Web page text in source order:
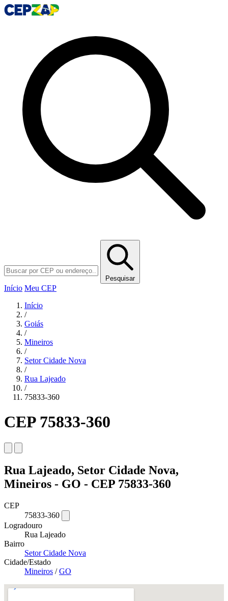
Pesquisar
Início Meu CEP
Início
/
Goiás
/
Mineiros
/
Setor Cidade Nova
/
Rua Lajeado
/
75833-360
CEP 75833-360
Rua Lajeado, Setor Cidade Nova,
Mineiros - GO - CEP 75833-360
CEP
75833-360
Logradouro
Rua Lajeado
Bairro
Setor Cidade Nova
Cidade/Estado
Mineiros /GO